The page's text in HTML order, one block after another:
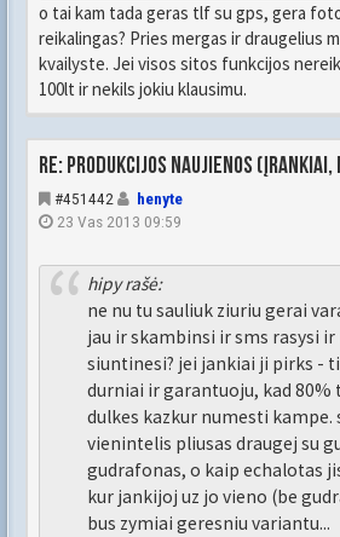
o tai kam tada geras tlf su gps, gera
reikalingas? Pries mergas ir draugelius
kvailyste. Jei visos sitos funkcijos
100lt ir nekils jokiu klausimu.
Re: Produkcijos naujienos
#451442
henyte
23 Vas 2013 09:59
hipy rašė:
ne nu tu sauliuk ziuriu gerai
jau ir skambinsi ir sms rasysi ir
siuntinesi? jei jankiai ji pirks -
durniai ir garantuoju, kad 80%
dulkes kazkur numesti kampe.
vienintelis pliusas draugej su
gudrafonas, o kaip echalotas
kur jankijoj uz jo vieno (be
bus zymiai geresniu variantu...